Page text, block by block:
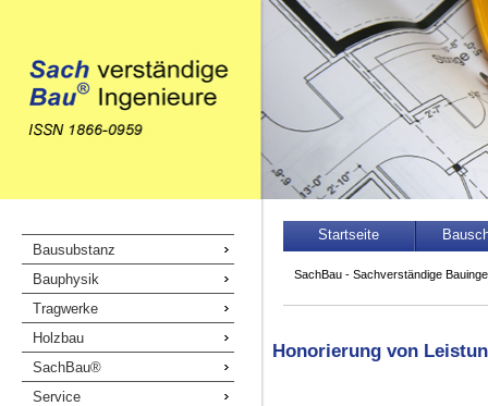
Navigation
überspringen
Startseite
SachBau - Sachverständige
Navigation
überspringen
Bausubstanz
Bauphysik
Tragwerke
Holzbau
SachBau®
Service
Honorierung von